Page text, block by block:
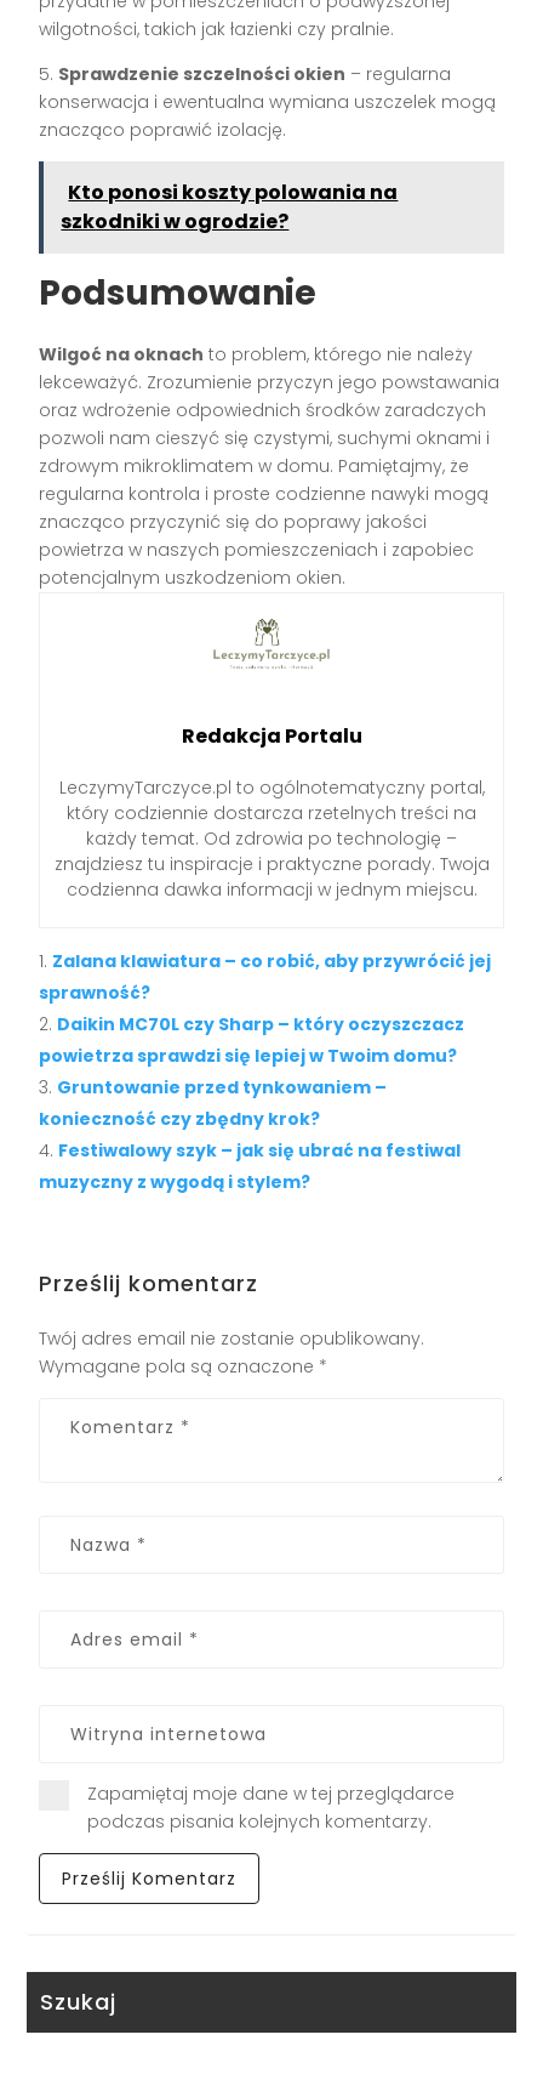
wilgotności, takich jak łazienki czy pralnie.
5. Sprawdzenie szczelności okien – regularna
konserwacja i ewentualna wymiana uszczelek mogą
znacząco poprawić izolację.
Kto ponosi koszty polowania na
szkodniki w ogrodzie?
Podsumowanie
Wilgoć na oknach to problem, którego nie należy
lekceważyć. Zrozumienie przyczyn jego powstawania
oraz wdrożenie odpowiednich środków zaradczych
pozwoli nam cieszyć się czystymi, suchymi oknami i
zdrowym mikroklimatem w domu. Pamiętajmy, że
regularna kontrola i proste codzienne nawyki mogą
znacząco przyczynić się do poprawy jakości
powietrza w naszych pomieszczeniach i zapobiec
potencjalnym uszkodzeniom okien.
Redakcja Portalu
LeczymyTarczyce.pl to ogólnotematyczny portal,
który codziennie dostarcza rzetelnych treści na
każdy temat. Od zdrowia po technologię –
znajdziesz tu inspiracje i praktyczne porady. Twoja
codzienna dawka informacji w jednym miejscu.
Zalana klawiatura – co robić, aby przywrócić jej
sprawność?
Daikin MC70L czy Sharp – który oczyszczacz
powietrza sprawdzi się lepiej w Twoim domu?
Gruntowanie przed tynkowaniem –
konieczność czy zbędny krok?
Festiwalowy szyk – jak się ubrać na festiwal
muzyczny z wygodą i stylem?
Prześlij komentarz
Twój adres email nie zostanie opublikowany.
Wymagane pola są oznaczone *
Zapamiętaj moje dane w tej przeglądarce
podczas pisania kolejnych komentarzy.
Szukaj